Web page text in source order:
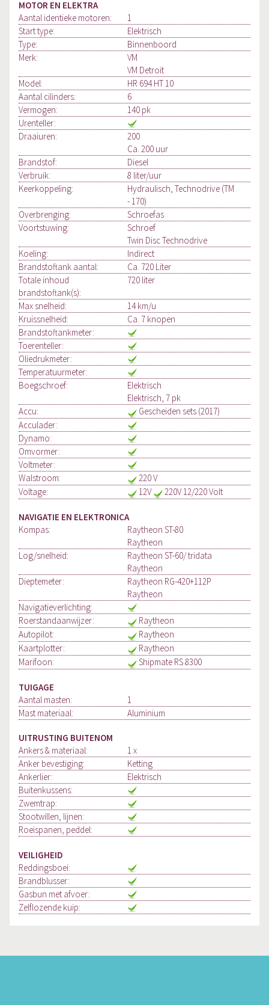
MOTOR EN ELEKTRA
Aantal identieke motoren:
1
Start type:
Elektrisch
Type:
Binnenboord
Merk:
VM
VM Detroit
Model:
HR 694 HT 10
Aantal cilinders:
6
Vermogen:
140 pk
Urenteller:
Draaiuren:
200
Ca. 200 uur
Brandstof:
Diesel
Verbruik:
8 liter/uur
Keerkoppeling:
Hydraulisch, Technodrive (TM
- 170)
Overbrenging:
Schroefas
Voortstuwing:
Schroef
Twin Disc Technodrive
Koeling:
Indirect
Brandstoftank aantal:
Ca. 720 Liter
Totale inhoud
brandstoftank(s):
720 liter
Max snelheid:
14 km/u
Kruissnelheid:
Ca. 7 knopen
Brandstoftankmeter:
Toerenteller:
Oliedrukmeter:
Temperatuurmeter:
Boegschroef:
Elektrisch
Elektrisch, 7 pk
Accu:
Gescheiden sets (2017)
Acculader:
Dynamo:
Omvormer:
Voltmeter:
Walstroom:
220 V
Voltage:
12V 220V 12/220 Volt
NAVIGATIE EN ELEKTRONICA
Kompas:
Raytheon ST-80
Raytheon
Log/snelheid:
Raytheon ST-60/ tridata
Raytheon
Dieptemeter:
Raytheon RG-420+112P
Raytheon
Navigatieverlichting:
Roerstandaanwijzer:
Raytheon
Autopilot:
Raytheon
Kaartplotter:
Raytheon
Marifoon:
Shipmate RS 8300
TUIGAGE
Aantal masten:
1
Mast materiaal:
Aluminium
UITRUSTING BUITENOM
Ankers & materiaal:
1 x
Anker bevestiging:
Ketting
Ankerlier:
Elektrisch
Buitenkussens:
Zwemtrap:
Stootwillen, lijnen:
Roeispanen, peddel:
VEILIGHEID
Reddingsboei:
Brandblusser:
Gasbun met afvoer:
Zelflozende kuip: